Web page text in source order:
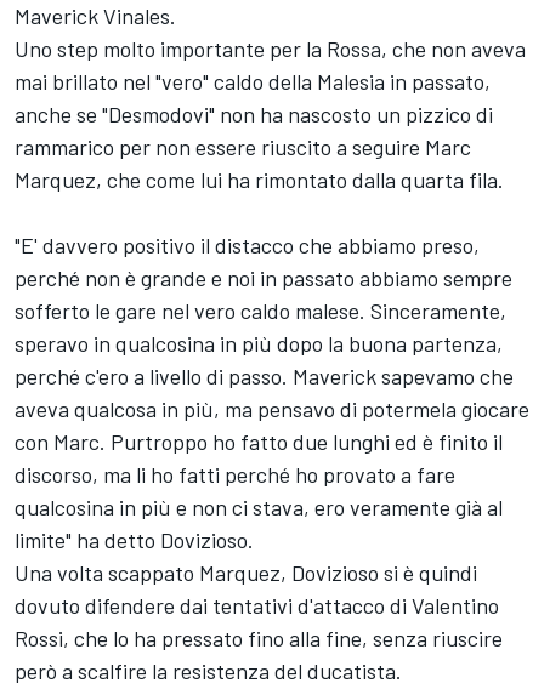
Maverick Vinales.
Uno step molto importante per la Rossa, che non aveva
mai brillato nel "vero" caldo della Malesia in passato,
anche se "Desmodovi" non ha nascosto un pizzico di
rammarico per non essere riuscito a seguire Marc
Marquez, che come lui ha rimontato dalla quarta fila.
"E' davvero positivo il distacco che abbiamo preso,
perché non è grande e noi in passato abbiamo sempre
sofferto le gare nel vero caldo malese. Sinceramente,
speravo in qualcosina in più dopo la buona partenza,
perché c'ero a livello di passo. Maverick sapevamo che
aveva qualcosa in più, ma pensavo di potermela giocare
con Marc. Purtroppo ho fatto due lunghi ed è finito il
discorso, ma li ho fatti perché ho provato a fare
qualcosina in più e non ci stava, ero veramente già al
limite" ha detto Dovizioso.
Una volta scappato Marquez, Dovizioso si è quindi
dovuto difendere dai tentativi d'attacco di Valentino
Rossi, che lo ha pressato fino alla fine, senza riuscire
però a scalfire la resistenza del ducatista.